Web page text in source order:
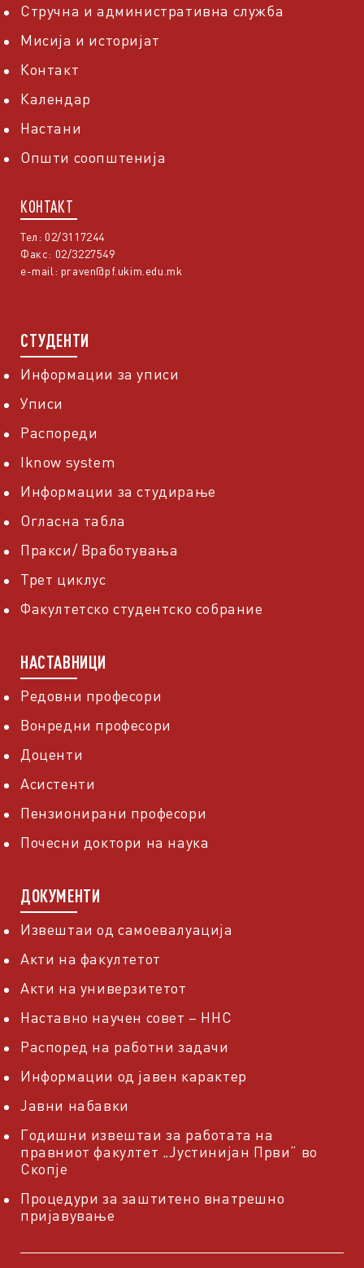
Стручна и административна служба
Мисија и историјат
Контакт
Календар
Настани
Општи соопштенија
КОНТАКТ
Тел: 02/3117244
Факс: 02/3227549
e-mail: praven@pf.ukim.edu.mk
СТУДЕНТИ
Информации за уписи
Уписи
Распореди
Iknow system
Информации за студирање
Огласна табла
Пракси/ Вработувања
Трет циклус
Факултетско студентско собрание
НАСТАВНИЦИ
Редовни професори
Вонредни професори
Доценти
Асистенти
Пензионирани професори
Почесни доктори на наука
ДОКУМЕНТИ
Извештаи од самоевалуација
Акти на факултетот
Акти на универзитетот
Наставно научен совет – ННС
Распоред на работни задачи
Информации од јавен карактер
Јавни набавки
Годишни извештаи за работата на
правниот факултет „Јустинијан Први“ во
Скопје
Процедури за заштитено внатрешно
пријавување